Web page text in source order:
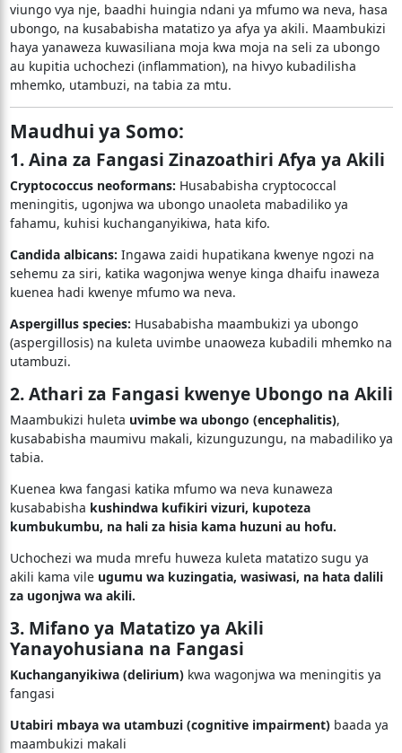
viungo vya nje, baadhi huingia ndani ya mfumo wa neva, hasa
ubongo, na kusababisha matatizo ya afya ya akili. Maambukizi
haya yanaweza kuwasiliana moja kwa moja na seli za ubongo
au kupitia uchochezi (inflammation), na hivyo kubadilisha
mhemko, utambuzi, na tabia za mtu.
Maudhui ya Somo:
1. Aina za Fangasi Zinazoathiri Afya ya Akili
Cryptococcus neoformans: Husababisha cryptococcal
meningitis, ugonjwa wa ubongo unaoleta mabadiliko ya
fahamu, kuhisi kuchanganyikiwa, hata kifo.
Candida albicans: Ingawa zaidi hupatikana kwenye ngozi na
sehemu za siri, katika wagonjwa wenye kinga dhaifu inaweza
kuenea hadi kwenye mfumo wa neva.
Aspergillus species: Husababisha maambukizi ya ubongo
(aspergillosis) na kuleta uvimbe unaoweza kubadili mhemko na
utambuzi.
2. Athari za Fangasi kwenye Ubongo na Akili
Maambukizi huleta uvimbe wa ubongo (encephalitis),
kusababisha maumivu makali, kizunguzungu, na mabadiliko ya
tabia.
Kuenea kwa fangasi katika mfumo wa neva kunaweza
kusababisha kushindwa kufikiri vizuri, kupoteza
kumbukumbu, na hali za hisia kama huzuni au hofu.
Uchochezi wa muda mrefu huweza kuleta matatizo sugu ya
akili kama vile ugumu wa kuzingatia, wasiwasi, na hata dalili
za ugonjwa wa akili.
3. Mifano ya Matatizo ya Akili
Yanayohusiana na Fangasi
Kuchanganyikiwa (delirium)kwa wagonjwa wa meningitis ya
fangasi
Utabiri mbaya wa utambuzi (cognitive impairment)baada ya
maambukizi makali